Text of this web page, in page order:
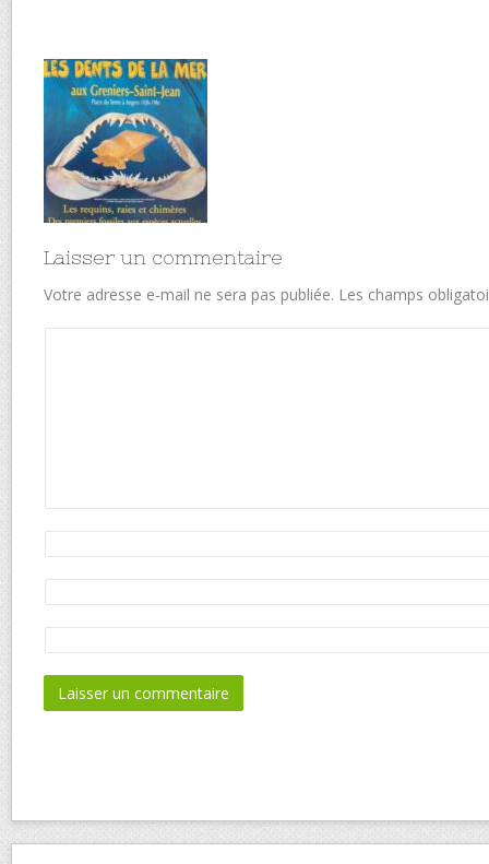
Laisser un commentaire
Votre adresse e-mail ne sera pas publiée. Les champs